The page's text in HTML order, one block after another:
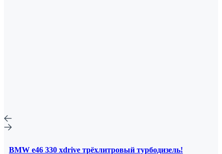
BMW e46 330 xdrive трёхлитровый турбодизель!